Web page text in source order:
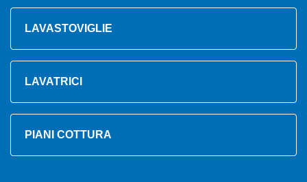
LAVASTOVIGLIE
LAVATRICI
PIANI COTTURA